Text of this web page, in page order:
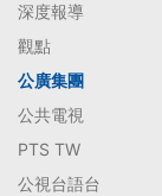
深度報導
觀點
公廣集團
公共電視
PTS TW
公視台語台